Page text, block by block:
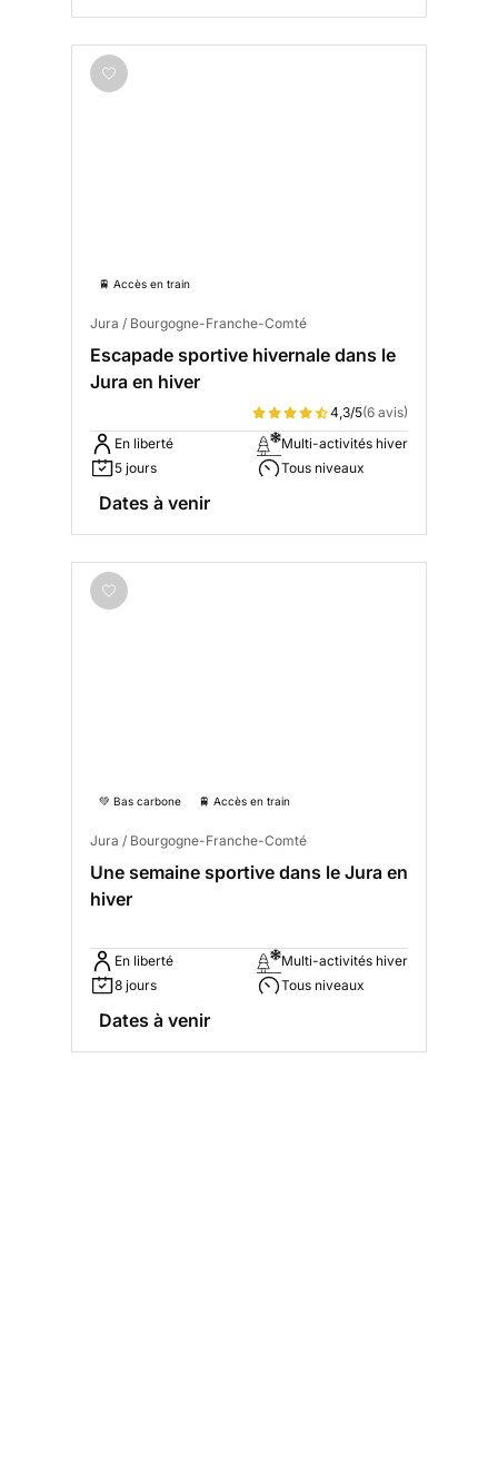
🚆 Accès en train
Jura / Bourgogne-Franche-Comté
Escapade sportive hivernale dans le
Jura en hiver
4,3/5(6 avis)
En liberté
5 jours
Multi-activités hiver
Tous niveaux
Dates à venir
💚 Bas carbone 🚆 Accès en train
Jura / Bourgogne-Franche-Comté
Une semaine sportive dans le Jura en
hiver
En liberté
8 jours
Multi-activités hiver
Tous niveaux
Dates à venir